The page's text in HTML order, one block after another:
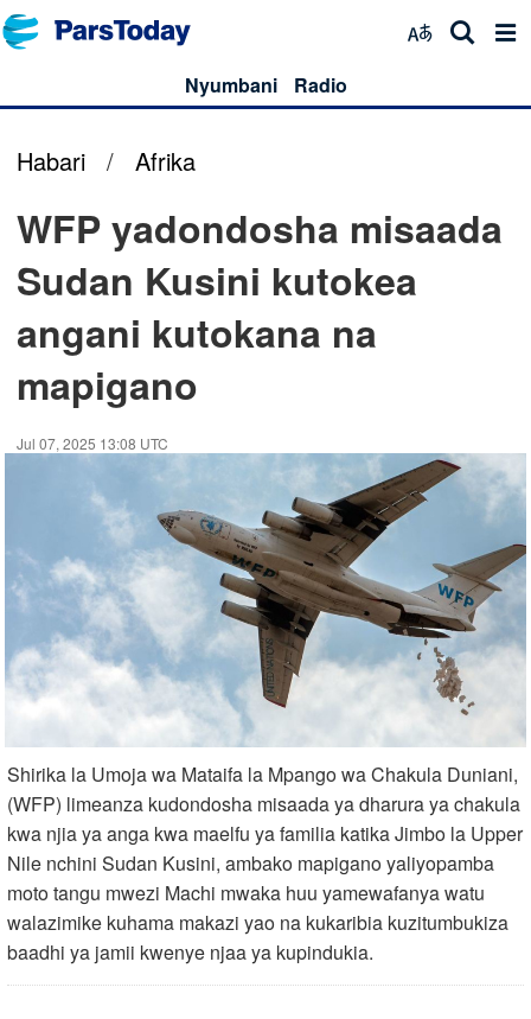
Nyumbani Radio
Habari / Afrika
WFP yadondosha misaada
Sudan Kusini kutokea
angani kutokana na
mapigano
Jul 07, 2025 13:08 UTC
Shirika la Umoja wa Mataifa la Mpango wa Chakula Duniani,
(WFP) limeanza kudondosha misaada ya dharura ya chakula
kwa njia ya anga kwa maelfu ya familia katika Jimbo la Upper
Nile nchini Sudan Kusini, ambako mapigano yaliyopamba
moto tangu mwezi Machi mwaka huu yamewafanya watu
walazimike kuhama makazi yao na kukaribia kuzitumbukiza
baadhi ya jamii kwenye njaa ya kupindukia.